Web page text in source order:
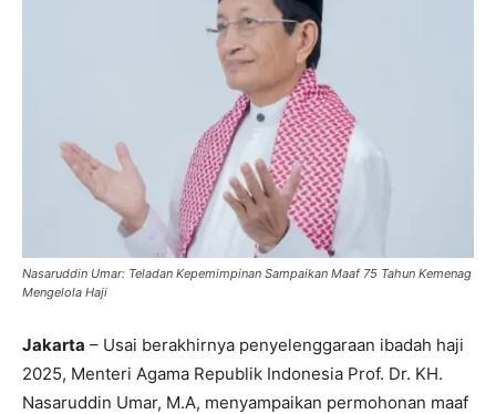
Nasaruddin Umar: Teladan Kepemimpinan Sampaikan Maaf 75 Tahun Kemenag
Mengelola Haji
Jakarta – Usai berakhirnya penyelenggaraan ibadah haji
2025, Menteri Agama Republik Indonesia Prof. Dr. KH.
Nasaruddin Umar, M.A, menyampaikan permohonan maaf